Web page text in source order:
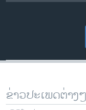
ຂ່າວປະເພດຕ່າງໆ